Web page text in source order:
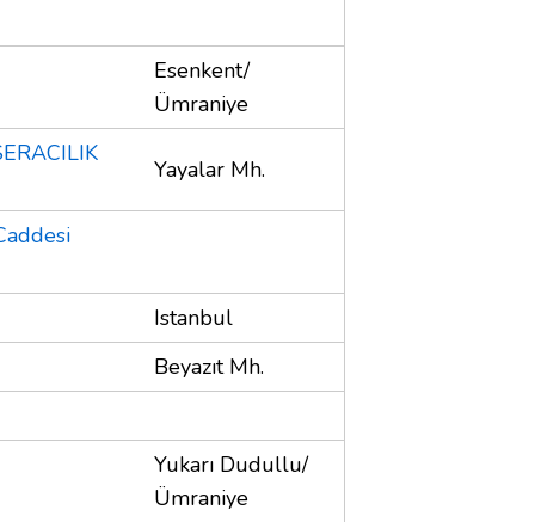
Esenkent/
Ümraniye
Yayalar Mh.
Istanbul
Beyazıt Mh.
Yukarı Dudullu/
Ümraniye